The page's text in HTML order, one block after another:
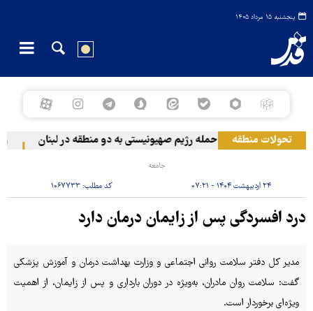
پنجشنبه ۱۵ مرداد ۱۴۰۵
تحولات منطقه حمله رژیم صهیونیستی به دو منطقه در لبنان
جامعه
۲۴ اردیبهشت ۱۴۰۴ - ۰۷:۲۱ کد مطلب: ۱۰۶۷۷۳۳
درد افسردگی پس از زایمان درمان دارد
مدیر کل دفتر سلامت روانی اجتماعی و وزارت بهداشت درمان و آموزش پزشکی
گفت: سلامت روان مادران، به‌ویژه در دوران بارداری و پس از زایمان، از اهمیت
ویژه‌ای برخوردار است.